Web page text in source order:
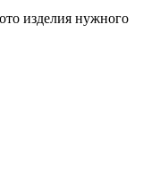
изделия нужного